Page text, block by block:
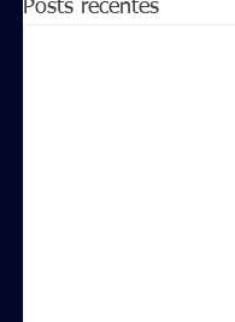
Posts recentes